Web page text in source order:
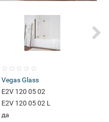
Vegas Glass
E2V 120 05 02
E2V 120 05 02 L
да